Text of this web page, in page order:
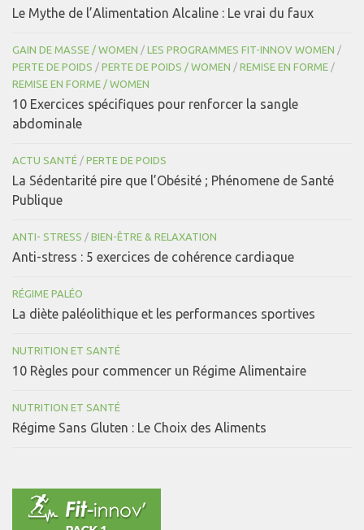
Le Mythe de l’Alimentation Alcaline : Le vrai du faux
GAIN DE MASSE / WOMEN / LES PROGRAMMES FIT-INNOV WOMEN /
PERTE DE POIDS / PERTE DE POIDS / WOMEN / REMISE EN FORME /
REMISE EN FORME / WOMEN
10 Exercices spécifiques pour renforcer la sangle
abdominale
ACTU SANTÉ / PERTE DE POIDS
La Sédentarité pire que l’Obésité ; Phénomene de Santé
Publique
ANTI- STRESS / BIEN-ÊTRE & RELAXATION
Anti-stress : 5 exercices de cohérence cardiaque
RÉGIME PALÉO
La diète paléolithique et les performances sportives
NUTRITION ET SANTÉ
10 Règles pour commencer un Régime Alimentaire
NUTRITION ET SANTÉ
Régime Sans Gluten : Le Choix des Aliments